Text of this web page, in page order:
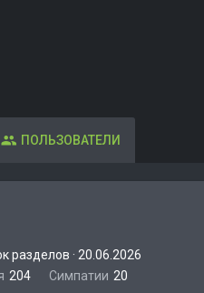
ПОЛЬЗОВАТЕЛИ
разделов · 20.06.2026
204 Симпатии 20